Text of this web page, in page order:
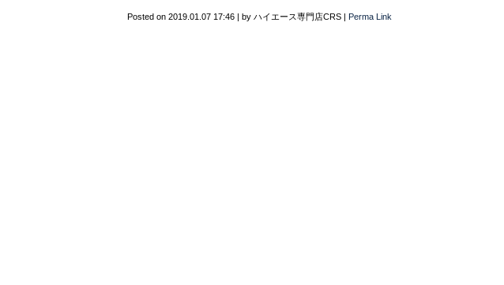
Posted on 2019.01.07 17:46 | by ハイエース専門店CRS | Perma Link